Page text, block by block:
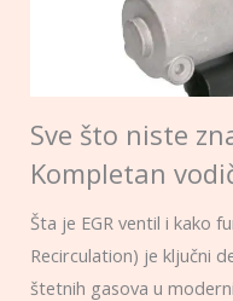
Sve što niste
Kompletan
Šta je EGR ventil i kako
Recirculation) je ključni
štetnih gasova u